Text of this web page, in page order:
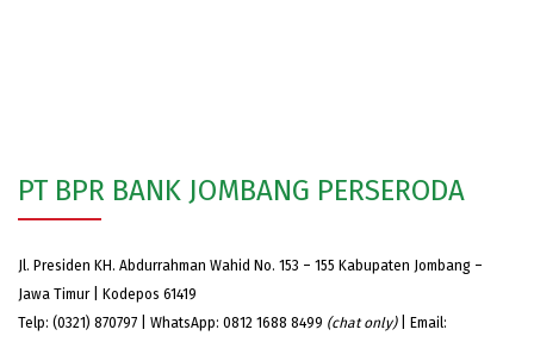
PT BPR BANK JOMBANG PERSERODA
Jl. Presiden KH. Abdurrahman Wahid No. 153 – 155 Kabupaten Jombang –
Jawa Timur | Kodepos 61419
Telp: (0321) 870797 | WhatsApp: 0812 1688 8499 (chat only)| Email: